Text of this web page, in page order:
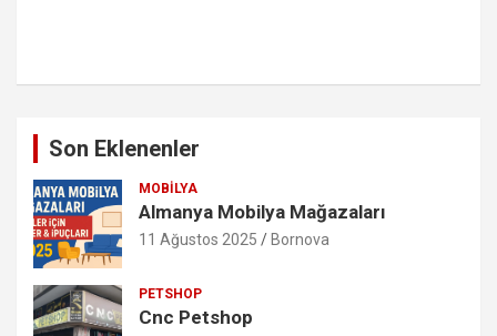
Son Eklenenler
MOBILYA
Almanya Mobilya Mağazaları
11 Ağustos 2025 Bornova
PETSHOP
Cnc Petshop